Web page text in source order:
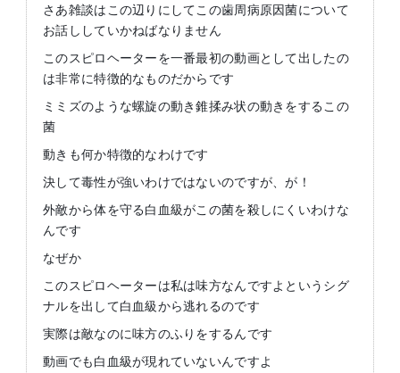
さあ雑談はこの辺りにしてこの歯周病原因菌について
お話ししていかねばなりません
このスピロヘーターを一番最初の動画として出したの
は非常に特徴的なものだからです
ミミズのような螺旋の動き錐揉み状の動きをするこの
菌
動きも何か特徴的なわけです
決して毒性が強いわけではないのですが、が！
外敵から体を守る白血級がこの菌を殺しにくいわけな
んです
なぜか
このスピロヘーターは私は味方なんですよというシグ
ナルを出して白血級から逃れるのです
実際は敵なのに味方のふりをするんです
動画でも白血級が現れていないんですよ